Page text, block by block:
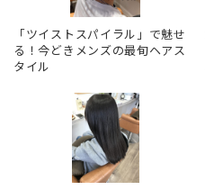
「ツイストスパイラル」で魅せ
る！今どきメンズの最旬ヘアス
タイル